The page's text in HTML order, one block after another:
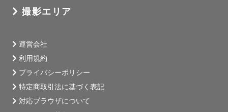
撮影エリア
運営会社
利用規約
プライバシーポリシー
特定商取引法に基づく表記
対応ブラウザについて